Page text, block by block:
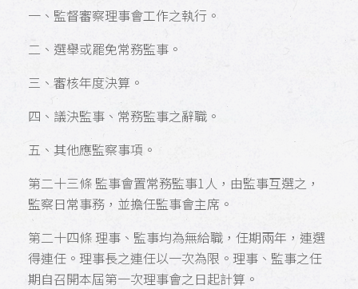
一、監督審察理事會工作之執行。
二、選舉或罷免常務監事。
三、審核年度決算。
四、議決監事、常務監事之辭職。
五、其他應監察事項。
第二十三條 監事會置常務監事1人，由監事互選之，
監察日常事務，並擔任監事會主席。
第二十四條 理事、監事均為無給職，任期兩年，連選
得連任。理事長之連任以一次為限。理事、監事之任
期自召開本屆第一次理事會之日起計算。